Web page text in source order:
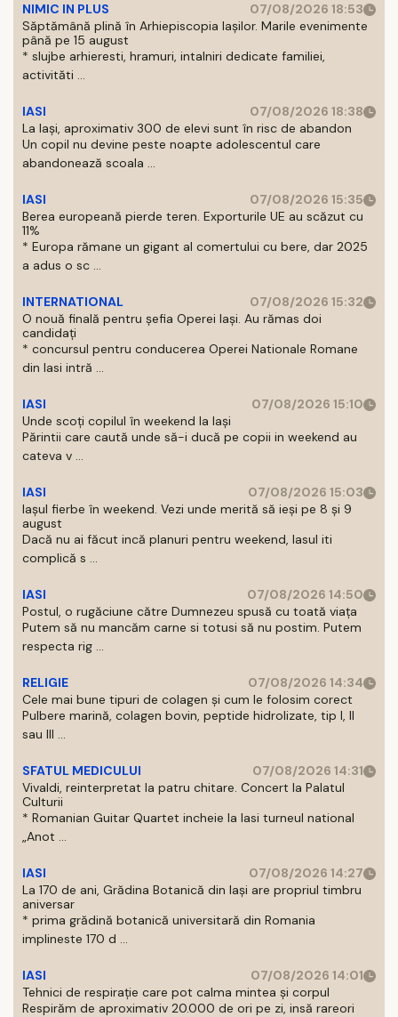
NIMIC IN PLUS
07/08/2026 18:53
Săptămână plină în Arhiepiscopia Iașilor. Marile evenimente
până pe 15 august
* slujbe arhieresti, hramuri, intalniri dedicate familiei,
activităti ...
IASI
07/08/2026 18:38
La Iași, aproximativ 300 de elevi sunt în risc de abandon
Un copil nu devine peste noapte adolescentul care
abandonează scoala ...
IASI
07/08/2026 15:35
Berea europeană pierde teren. Exporturile UE au scăzut cu
11%
* Europa rămane un gigant al comertului cu bere, dar 2025
a adus o sc ...
INTERNATIONAL
07/08/2026 15:32
O nouă finală pentru șefia Operei Iași. Au rămas doi
candidați
* concursul pentru conducerea Operei Nationale Romane
din Iasi intră ...
IASI
07/08/2026 15:10
Unde scoți copilul în weekend la Iași
Părintii care caută unde să-i ducă pe copii in weekend au
cateva v ...
IASI
07/08/2026 15:03
Iașul fierbe în weekend. Vezi unde merită să ieși pe 8 și 9
august
Dacă nu ai făcut incă planuri pentru weekend, Iasul iti
complică s ...
IASI
07/08/2026 14:50
Postul, o rugăciune către Dumnezeu spusă cu toată viața
Putem să nu mancăm carne si totusi să nu postim. Putem
respecta rig ...
RELIGIE
07/08/2026 14:34
Cele mai bune tipuri de colagen și cum le folosim corect
Pulbere marină, colagen bovin, peptide hidrolizate, tip I, II
sau III ...
SFATUL MEDICULUI
07/08/2026 14:31
Vivaldi, reinterpretat la patru chitare. Concert la Palatul
Culturii
* Romanian Guitar Quartet incheie la Iasi turneul national
„Anot ...
IASI
07/08/2026 14:27
La 170 de ani, Grădina Botanică din Iași are propriul timbru
aniversar
* prima grădină botanică universitară din Romania
implineste 170 d ...
IASI
07/08/2026 14:01
Tehnici de respirație care pot calma mintea și corpul
Respirăm de aproximativ 20.000 de ori pe zi, insă rareori